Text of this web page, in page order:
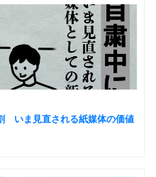
いま見直される紙媒体の価値